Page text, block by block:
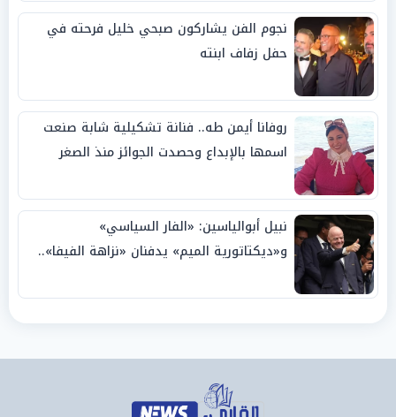
نجوم الفن يشاركون صبحي خليل فرحته في
حفل زفاف ابنته
روفانا أيمن طه.. فنانة تشكيلية شابة صنعت
اسمها بالإبداع وحصدت الجوائز منذ الصغر
نبيل أبوالياسين: «الفار السياسي»
و«ديكتاتورية الميم» يدفنان «نزاهة الفيفا»..